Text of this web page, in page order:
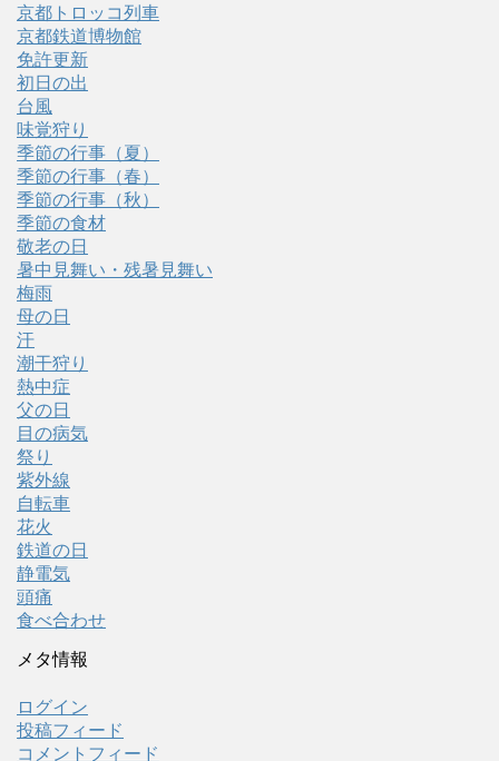
京都トロッコ列車
京都鉄道博物館
免許更新
初日の出
台風
味覚狩り
季節の行事（夏）
季節の行事（春）
季節の行事（秋）
季節の食材
敬老の日
暑中見舞い・残暑見舞い
梅雨
母の日
汗
潮干狩り
熱中症
父の日
目の病気
祭り
紫外線
自転車
花火
鉄道の日
静電気
頭痛
食べ合わせ
メタ情報
ログイン
投稿フィード
コメントフィード